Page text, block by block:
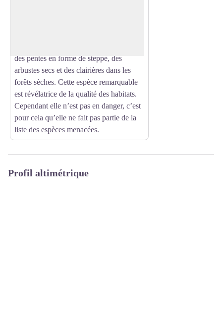
des pentes en forme de steppe, des
arbustes secs et des clairières dans les
forêts sèches. Cette espèce remarquable
est révélatrice de la qualité des habitats.
Cependant elle n’est pas en danger, c’est
pour cela qu’elle ne fait pas partie de la
liste des espèces menacées.
Profil altimétrique